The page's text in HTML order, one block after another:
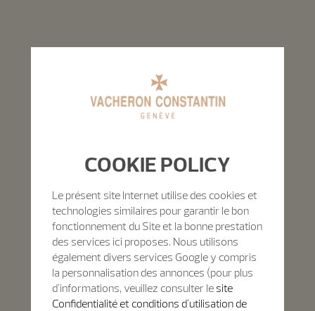
COOKIE POLICY
Le présent site Internet utilise des cookies et
technologies similaires pour garantir le bon
fonctionnement du Site et la bonne prestation
des services ici proposes. Nous utilisons
également divers services Google y compris
la personnalisation des annonces (pour plus
d'informations, veuillez consulter le site
Confidentialité et conditions d'utilisation de